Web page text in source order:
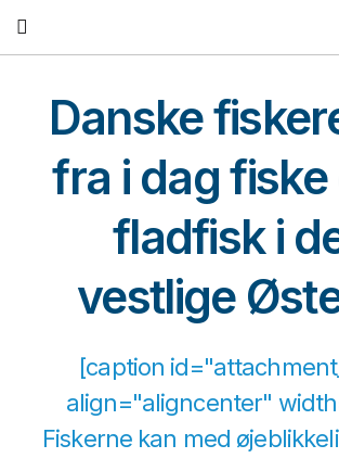
Danske
fra i dag
fladfisk i
vestlige
[caption
align="aligncenter"
Fiskerne kan med